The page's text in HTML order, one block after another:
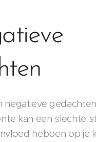
negatieve
kan een slechte
hebben op je